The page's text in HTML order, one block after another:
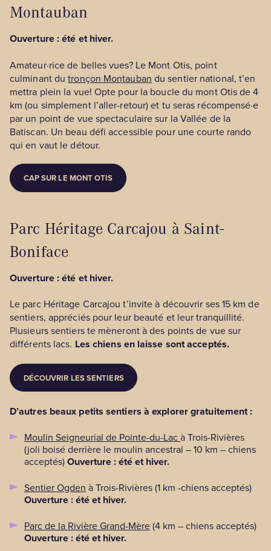
Montauban
Ouverture : été et hiver.
Amateur·rice de belles vues? Le Mont Otis, point
culminant dutronçon Montauban du sentier national, t’en
mettra plein la vue! Opte pour la boucle du mont Otis de 4
km (ou simplement l’aller-retour) et tu seras récompensé·e
par un point de vue spectaculaire sur la Vallée de la
Batiscan. Un beau défi accessible pour une courte rando
qui en vaut le détour.
CAP SUR LE MONT OTIS
Parc Héritage Carcajou à Saint-
Boniface
Ouverture : été et hiver.
Le parc Héritage Carcajou t’invite à découvrir ses 15 km de
sentiers, appréciés pour leur beauté et leur tranquillité.
Plusieurs sentiers te mèneront à des points de vue sur
différents lacs. Les chiens en laisse sont acceptés.
DÉCOUVRIR LES SENTIERS
D’autres beaux petits sentiers à explorer gratuitement :
Moulin Seigneurial de Pointe-du-Lacà Trois-Rivières
(joli boisé derrière le moulin ancestral – 10 km – chiens
acceptés)Ouverture : été et hiver.
Sentier Ogden à Trois-Rivières (1 km -chiens acceptés)
Ouverture : été et hiver.
Parc de la Rivière Grand-Mère(4 km – chiens acceptés)
Ouverture : été et hiver.